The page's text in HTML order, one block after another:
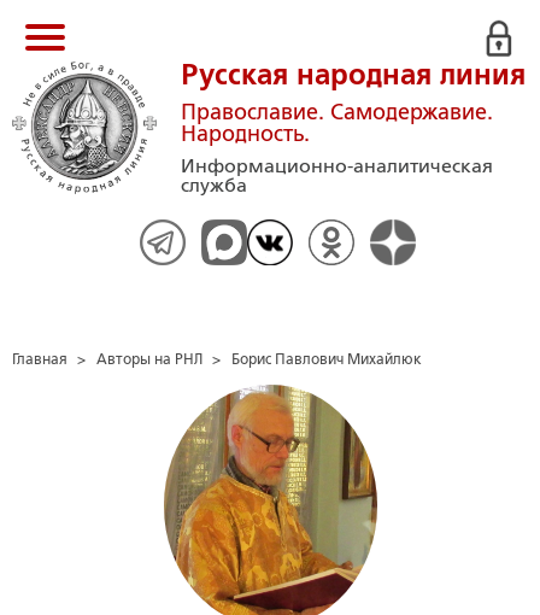
Русская народная линия
Православие. Самодержавие.
Народность.
Информационно-аналитическая
служба
Главная > Авторы на РНЛ > Борис Павлович Михайлюк